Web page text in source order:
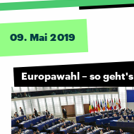
09. Mai 2019
Europawahl – so geht's